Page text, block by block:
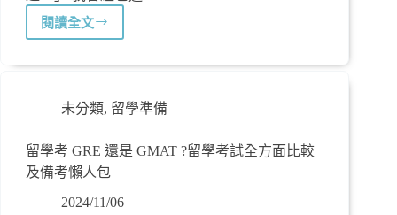
閱讀全文
未分類, 留學準備
留學考 GRE 還是 GMAT ?留學考試全方面比較
及備考懶人包
2024/11/06